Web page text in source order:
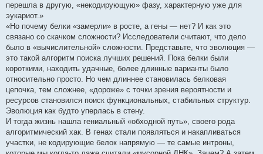
перешла в другую, «некодирующую» фазу, характерную уже для
эукариот.»
«Но почему белки «замерли» в росте, а гены — нет? И как это
связано со скачком сложности? Исследователи считают, что дело
было в «вычислительной» сложности. Представьте, что эволюция —
это такой алгоритм поиска лучших решений. Пока белки были
короткими, находить удачные, более длинные варианты было
относительно просто. Но чем длиннее становилась белковая
цепочка, тем сложнее, «дороже» с точки зрения вероятности и
ресурсов становился поиск функциональных, стабильных структур.
Эволюция как будто уперлась в стену.
И тогда жизнь нашла гениальный «обходной путь», своего рода
алгоритмический хак. В генах стали появляться и накапливаться
участки, не кодирующие белок напрямую — те самые интроны,